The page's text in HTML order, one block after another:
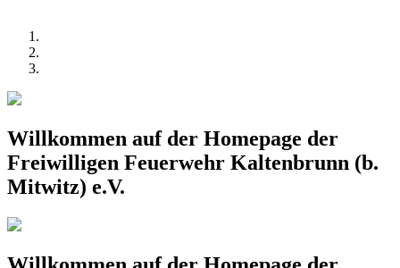
Willkommen auf der Homepage der
Freiwilligen Feuerwehr Kaltenbrunn (b.
Mitwitz) e.V.